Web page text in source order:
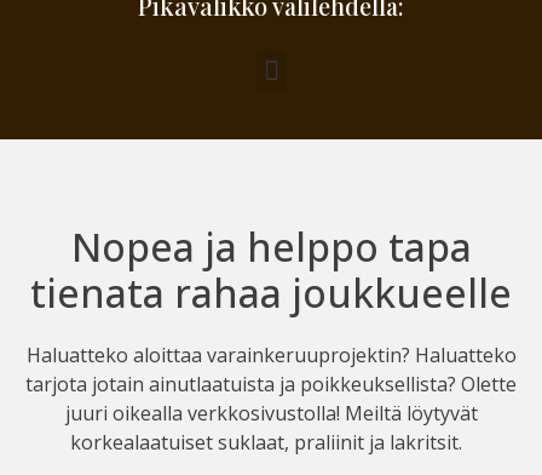
Nopea ja helppo tapa
tienata rahaa joukkueelle
Haluatteko aloittaa varainkeruuprojektin? Haluatteko
tarjota jotain ainutlaatuista ja poikkeuksellista? Olette
juuri oikealla verkkosivustolla! Meiltä löytyvät
korkealaatuiset suklaat, praliinit ja lakritsit.